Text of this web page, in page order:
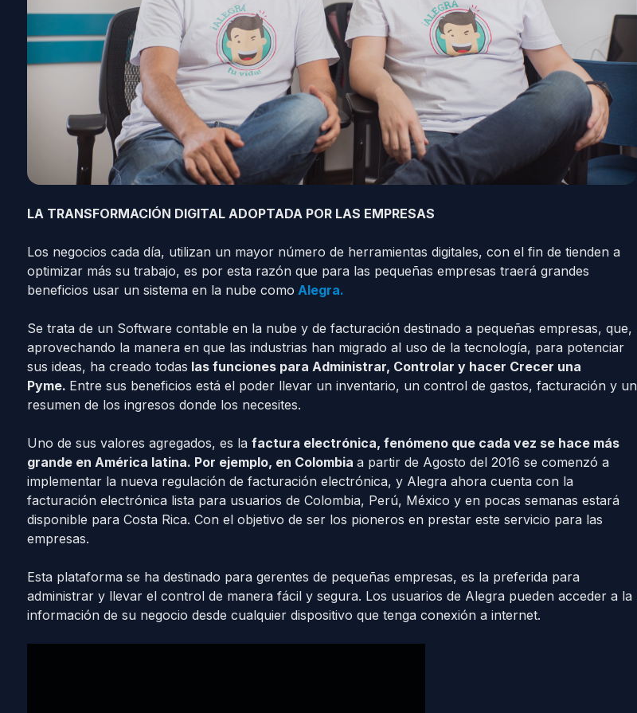
LA TRANSFORMACIÓN DIGITAL ADOPTADA POR LAS EMPRESAS
Los negocios cada día, utilizan un mayor número de herramientas digitales, con el fin de tienden a
optimizar más su trabajo, es por esta razón que para las pequeñas empresas traerá grandes
beneficios usar un sistema en la nube como Alegra.
Se trata de un Software contable en la nube y de facturación destinado a pequeñas empresas, que,
aprovechando la manera en que las industrias han migrado al uso de la tecnología, para potenciar
sus ideas, ha creado todas las funciones para Administrar, Controlar y hacer Crecer una
Pyme. Entre sus beneficios está el poder llevar un inventario, un control de gastos, facturación y un
resumen de los ingresos donde los necesites.
Uno de sus valores agregados, es la factura electrónica, fenómeno que cada vez se hace más
grande en América latina. Por ejemplo, en Colombia a partir de Agosto del 2016 se comenzó a
implementar la nueva regulación de facturación electrónica, y Alegra ahora cuenta con la
facturación electrónica lista para usuarios de Colombia, Perú, México y en pocas semanas estará
disponible para Costa Rica. Con el objetivo de ser los pioneros en prestar este servicio para las
empresas.
Esta plataforma se ha destinado para gerentes de pequeñas empresas, es la preferida para
administrar y llevar el control de manera fácil y segura. Los usuarios de Alegra pueden acceder a la
información de su negocio desde cualquier dispositivo que tenga conexión a internet.